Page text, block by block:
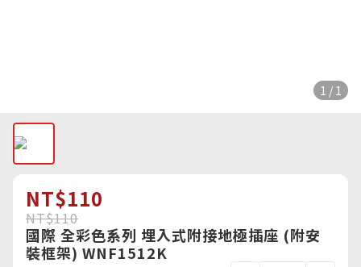
1 / 1
NT$110
NT$110
國際 全彩色系列 埋入式附接地極插座 (附安
裝框架) WNF1512K